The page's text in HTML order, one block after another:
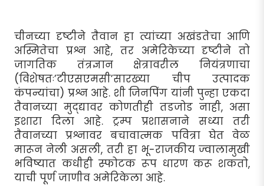
चीनच्या दृष्टीने तैवान हा त्यांच्या अखंडतेचा आणि
अस्मितेचा प्रश्न आहे, तर अमेरिकेच्या दृष्टीने तो
जागतिक तंत्रज्ञान क्षेत्रावरील नियंत्रणाचा
(विशेषतः’टीएसएमसी’सारख्या चीप उत्पादक
कंपन्यांचा) प्रश्न आहे. शी जिनपिंग यांनी पुन्हा एकदा
तैवानच्या मुद्द्यावर कोणतीही तडजोड नाही, असा
इशारा दिला आहे. ट्रम्प प्रशासनाने सध्या तरी
तैवानच्या प्रश्नावर बचावात्मक पवित्रा घेत वेळ
मारून नेली असली, तरी हा भू-राजकीय ज्वालामुखी
भविष्यात कधीही स्फोटक रूप धारण करू शकतो,
याची पूर्ण जाणीव अमेरिकेला आहे.